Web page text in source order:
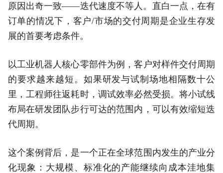
原因出奇一致——迭代速度不等人。直白一点，在有
订单的情况下，客户/市场的交付周期是企业生存发
展的首要考虑条件。
以工业机器人核心零部件为例，客户对样件交付周期
的要求越来越短。如果研发与试制场地相隔数十公
里，工程师往返耗时，调试效率必然受损。将小试线
布局在研发团队步行可达的范围内，可以有效缩短迭
代周期。
这个案例背后，是一个正在全球范围内发生的产业分
化现象：大规模、标准化的产能继续向成本洼地集